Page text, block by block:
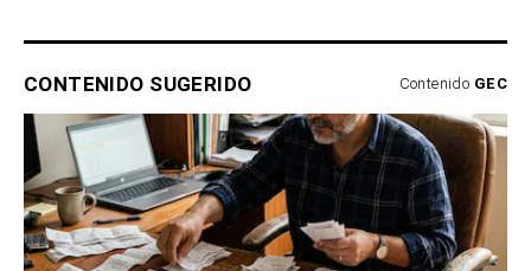
CONTENIDO SUGERIDO Contenido GEC